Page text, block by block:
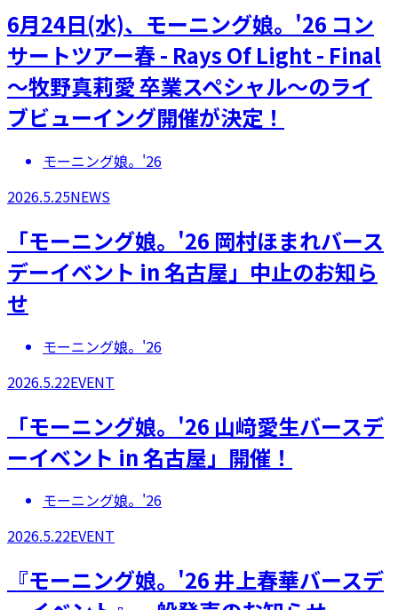
6月24日(水)、モーニング娘。'26 コン
サートツアー春 - Rays Of Light - Final
～牧野真莉愛 卒業スペシャル～のライ
ブビューイング開催が決定！
モーニング娘。'26
2026.5.25NEWS
「モーニング娘。'26 岡村ほまれバース
デーイベント in 名古屋」中止のお知ら
せ
モーニング娘。'26
2026.5.22EVENT
「モーニング娘。'26 山﨑愛生バースデ
ーイベント in 名古屋」開催！
モーニング娘。'26
2026.5.22EVENT
『モーニング娘。'26 井上春華バースデ